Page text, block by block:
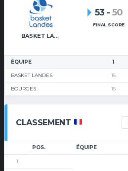
BASKET LANDES
53 - 50
FINAL SCORE
ÉQUIPE 1
BASKET LANDES 15
BOURGES 15
CLASSEMENT
POS. ÉQUIPE
1